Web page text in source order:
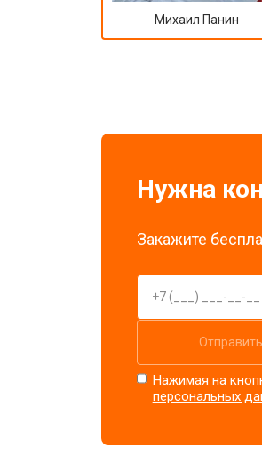
Михаил Панин
Нужна
Закажите
Нажимая на
персональных